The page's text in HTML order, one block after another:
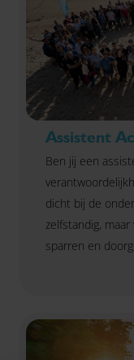
Assistent
Ben jij een
dicht bij de
zelfstandig,
sparren en
je de kans om
in een